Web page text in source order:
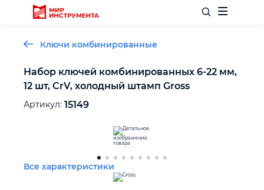
Отделочный инструмент
Столярный инструмент
Ключи комбинированные
Набор ключей комбинированных 6-22 мм,
12 шт, CrV, холодный штамп Gross
Артикул: 15149
Все характеристики